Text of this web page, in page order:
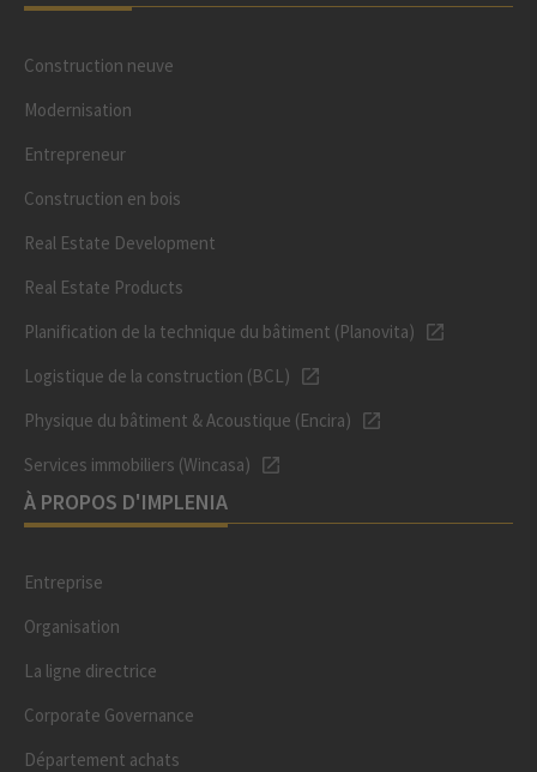
Construction neuve
Modernisation
Entrepreneur
Construction en bois
Real Estate Development
Real Estate Products
Planification de la technique du bâtiment (Planovita)
Logistique de la construction (BCL)
Physique du bâtiment & Acoustique (Encira)
Services immobiliers (Wincasa)
À PROPOS D'IMPLENIA
Entreprise
Organisation
La ligne directrice
Corporate Governance
Département achats